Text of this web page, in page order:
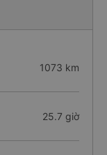
1073 km
25.7 giờ